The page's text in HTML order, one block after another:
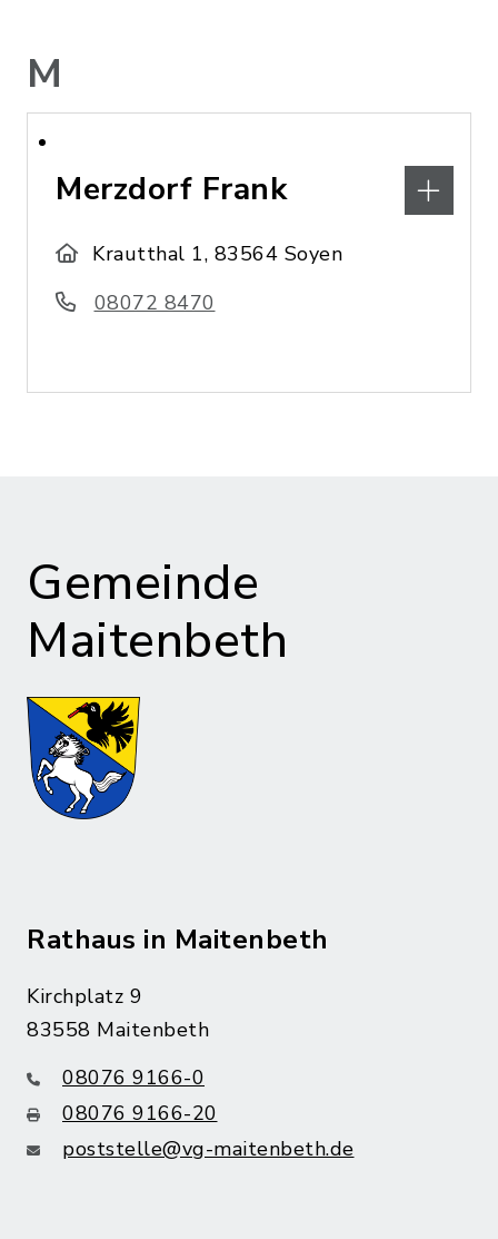
M
Merzdorf Frank
Krautthal 1, 83564 Soyen
08072 8470
Gemeinde
Maitenbeth
Rathaus in Maitenbeth
Kirchplatz 9
83558 Maitenbeth
08076 9166-0
08076 9166-20
poststelle@vg-maitenbeth.de